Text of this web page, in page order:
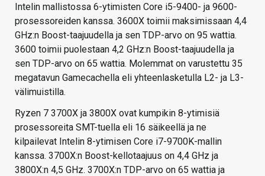
Intelin mallistossa 6-ytimisten Core i5-9400- ja 9600-
prosessoreiden kanssa. 3600X toimii maksimissaan 4,4
GHz:n Boost-taajuudella ja sen TDP-arvo on 95 wattia.
3600 toimii puolestaan 4,2 GHz:n Boost-taajuudella ja
sen TDP-arvo on 65 wattia. Molemmat on varustettu 35
megatavun Gamecachella eli yhteenlasketulla L2- ja L3-
välimuistilla.
Ryzen 7 3700X ja 3800X ovat kumpikin 8-ytimisiä
prosessoreita SMT-tuella eli 16 säikeellä ja ne
kilpailevat Intelin 8-ytimisen Core i7-9700K-mallin
kanssa. 3700X:n Boost-kellotaajuus on 4,4 GHz ja
3800X:n 4,5 GHz. 3700X:n TDP-arvo on 65 wattia ja